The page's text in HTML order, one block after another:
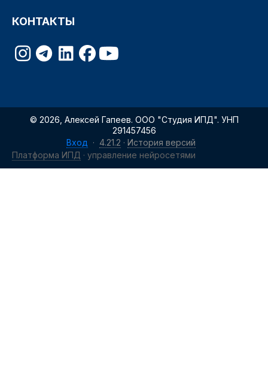
КОНТАКТЫ
© 2026, Алексей Гапеев. ООО "Студия ИПД". УНП
291457456
Вход · 4.21.2 · История версий
Платформа ИПД · управление нейросетями